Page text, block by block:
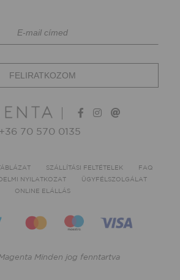
+36 70 570 0135
SZÁLLÍTÁSI FELTÉTELEK
FAQ
NYILATKOZAT
ÜGYFÉLSZOLGÁLAT
ONLINE ELÁLLÁS
Minden jog fenntartva